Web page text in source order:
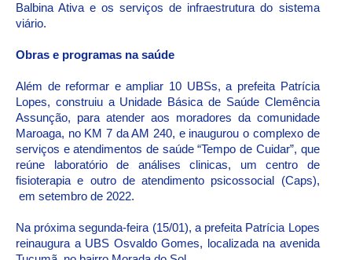
Balbina Ativa e os serviços de infraestrutura do sistema
viário.
Obras e programas na saúde
Além de reformar e ampliar 10 UBSs, a prefeita Patrícia
Lopes, construiu a Unidade Básica de Saúde Clemência
Assunção, para atender aos moradores da comunidade
Maroaga, no KM 7 da AM 240, e inaugurou o complexo de
serviços e atendimentos de saúde “Tempo de Cuidar”, que
reúne laboratório de análises clinicas, um centro de
fisioterapia e outro de atendimento psicossocial (Caps),
em setembro de 2022.
Na próxima segunda-feira (15/01), a prefeita Patrícia Lopes
reinaugura a UBS Osvaldo Gomes, localizada na avenida